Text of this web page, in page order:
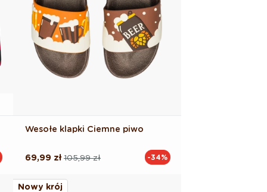
Wesołe klapki Ciemne piwo
Cena
105,99 zł
Cena
69,99 zł -34%
Nowy krój